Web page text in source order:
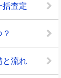
括査定
と流れ